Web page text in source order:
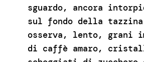
sguardo, ancora
sul fondo della
osserva, lento, grani
di caffè amaro,